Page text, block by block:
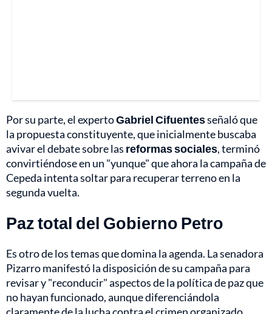
Por su parte, el expertoGabriel Cifuentesseñaló que
la propuesta constituyente, que inicialmente buscaba
avivar el debate sobre las reformas sociales, terminó
convirtiéndose en un "yunque" que ahora la campaña de
Cepeda intenta soltar para recuperar terreno en la
segunda vuelta.
Paz total del Gobierno Petro
Es otro de los temas que domina la agenda. La senadora
Pizarro manifestó la disposición de su campaña para
revisar y "reconducir" aspectos de la política de paz que
no hayan funcionado, aunque diferenciándola